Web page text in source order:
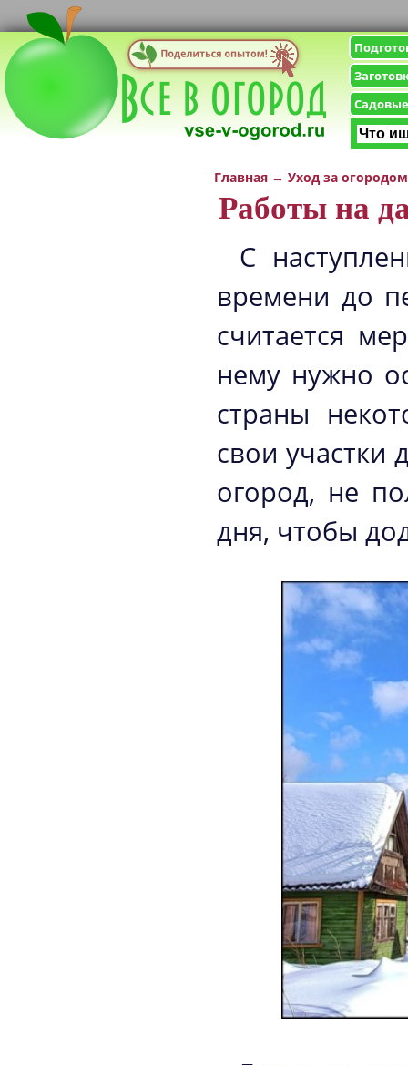
Главная → Уход за огородом
Работы на
С
времени до
считается
нему нужно
страны
свои участки
огород, не
дня, чтобы